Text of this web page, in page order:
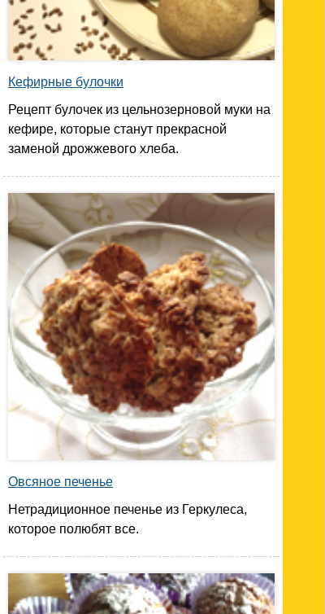
Кефирные булочки
Рецепт булочек из цельнозерновой муки на
кефире, которые станут прекрасной
заменой дрожжевого хлеба.
Овсяное печенье
Нетрадиционное печенье из Геркулеса,
которое полюбят все.